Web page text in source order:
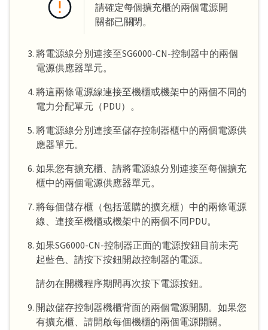
請確定每個擴充櫃的兩個電源開
關都已關閉。
將電源線分別連接至SG6000-CN-控制器中的兩個
電源供應器單元。
將這兩條電源線連接至機櫃或機架中的兩個不同的
電力分配單元（PDU）。
將電源線分別連接至儲存控制器櫃中的兩個電源供
應器單元。
如果您有擴充櫃、請將電源線分別連接至每個擴充
櫃中的兩個電源供應器單元。
將每個儲存櫃（包括選購的擴充櫃）中的兩條電源
線、連接至機櫃或機架中的兩個不同PDU。
如果SG6000-CN-控制器正面的電源按鈕目前未亮
起藍色、請按下按鈕開啟控制器的電源。
請勿在開機程序期間再次按下電源按鈕。
開啟儲存控制器機櫃背面的兩個電源開關。如果您
有擴充櫃、請開啟每個機櫃的兩個電源開關。